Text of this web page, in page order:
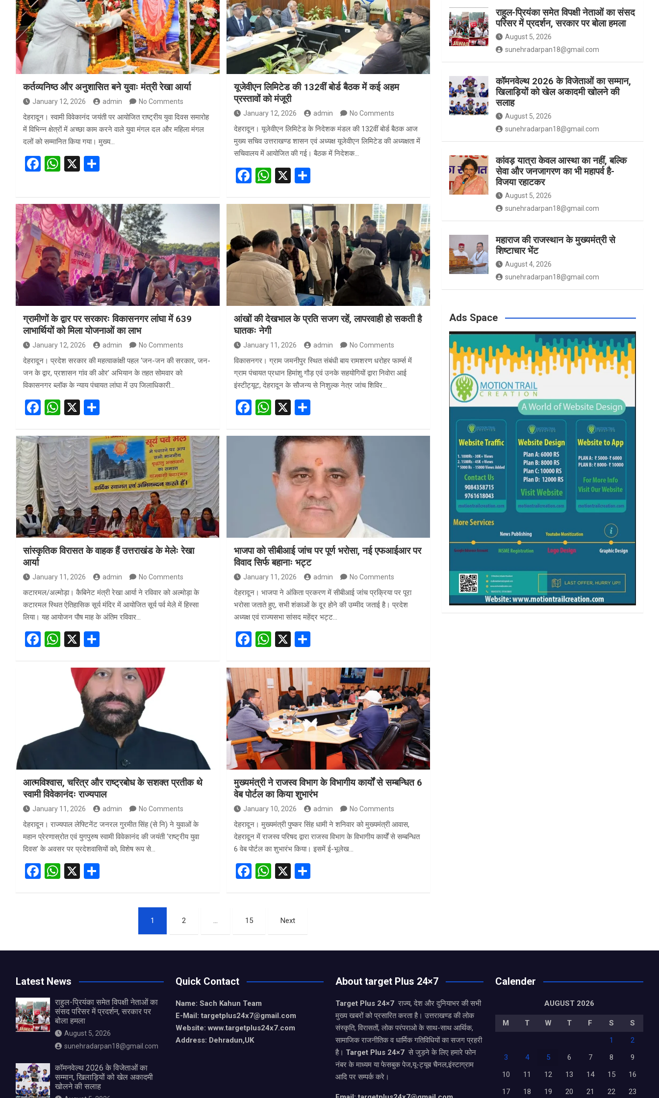
o
o
k
A
p
p
o
o
k
A
p
p
कर्तव्यनिष्ठ और अनुशासित बने युवाः मंत्री रेखा आर्या
January 12, 2026 admin No Comments
देहरादून। स्वामी विवेकानंद जयंती पर आयोजित राष्ट्रीय युवा दिवस समारोह
में विभिन्न क्षेत्रों में अच्छा काम करने वाले युवा मंगल दल और महिला मंगल
दलों को सम्मानित किया गया। मुख्य…
F
ce
b
o
o
k
W
at
s
A
p
p
X
ar
e
यूजेवीएन लिमिटेड की 132वीं बोर्ड बैठक में कई अहम
प्रस्तावों को मंजूरी
January 12, 2026 admin No Comments
देहरादून। यूजेवीएन लिमिटेड के निदेशक मंडल की 132वीं बोर्ड बैठक आज
मुख्य सचिव उत्तराखण्ड शासन एवं अध्यक्ष यूजेवीएन लिमिटेड की अध्यक्षता में
सचिवालय में आयोजित की गई। बैठक में निदेशक…
F
ce
o
o
k
W
at
A
p
p
X
ar
e
ग्रामीणों के द्वार पर सरकारः विकासनगर लांघा में 639
लाभार्थियों को मिला योजनाओं का लाभ
January 12, 2026 admin No Comments
देहरादून। प्रदेश सरकार की महत्वाकांक्षी पहल ‘जन-जन की सरकार, जन-
जन के द्वार, प्रशासन गांव की ओर’ अभियान के तहत सोमवार को
विकासनगर ब्लॉक के न्याय पंचायत लांघा में उप जिलाधिकारी…
F
ce
b
o
o
k
W
at
s
A
p
p
X
ar
e
आंखों की देखभाल के प्रति सजग रहें, लापरवाही हो सकती है
घातकः नेगी
January 11, 2026 admin No Comments
विकासनगर। ग्राम जमनीपुर स्थित संबंधी बाय रामशरण धरोहर फार्म्स में
ग्राम पंचायत प्रधान हिमांशु गौड़ एवं उनके सहयोगियों द्वारा निवोरा आई
इंस्टीट्यूट, देहरादून के सौजन्य से निशुल्क नेत्र जांच शिविर…
F
ce
W
at
s
A
p
p
X S
ar
e
सांस्कृतिक विरासत के वाहक हैं उत्तराखंड के मेलेः रेखा
आर्या
January 11, 2026 admin No Comments
कटारमल/अल्मोड़ा। कैबिनेट मंत्री रेखा आर्या ने रविवार को अल्मोड़ा के
कटारमल स्थित ऐतिहासिक सूर्य मंदिर में आयोजित सूर्य पर्व मेले में हिस्सा
लिया। यह आयोजन पौष माह के अंतिम रविवार…
F
k
W
at
p
X
ar
e
भाजपा को सीबीआई जांच पर पूर्ण भरोसा, नई एफआईआर पर
विवाद सिर्फ बहानाः भट्ट
January 11, 2026 admin No Comments
देहरादून। भाजपा ने अंकिता प्रकरण में सीबीआई जांच प्रक्रिया पर पूरा
भरोसा जताते हुए, सभी शंकाओं के दूर होने की उम्मीद जताई है। प्रदेश
अध्यक्ष एवं राज्यसभा सांसद महेंद्र भट्ट…
F
ce
b
o
o
k
W
at
s
A
p
p
X S
ar
e
आत्मविश्वास, चरित्र और राष्ट्रबोध के सशक्त प्रतीक थे
स्वामी विवेकानंदः राज्यपाल
January 11, 2026 admin No Comments
देहरादून। राज्यपाल लेफ्टिनेंट जनरल गुरमीत सिंह (से नि) ने युवाओं के
महान प्रेरणास्रोत एवं युगपुरुष स्वामी विवेकानंद की जयंती ‘राष्ट्रीय युवा
दिवस’ के अवसर पर प्रदेशवासियों को, विशेष रूप से…
F
o
W
p
X
मुख्यमंत्री ने राजस्व विभाग के विभागीय कार्यों से सम्बन्धित 6
वेब पोर्टल का किया शुभारंभ
January 10, 2026 admin No Comments
देहरादून। मुख्यमंत्री पुष्कर सिंह धामी ने शनिवार को मुख्यमंत्री आवास,
देहरादून में राजस्व परिषद द्वारा राजस्व विभाग के विभागीय कार्यों से सम्बन्धित
6 वेब पोर्टल का शुभारंभ किया। इसमें ई-भूलेख…
F
b
o
o
W
A
p
X S
1 2 … 15 Next
k a
राहुल-प्रियंका समेत विपक्षी नेताओं का संसद
परिसर में प्रदर्शन, सरकार पर बोला हमला
August 5, 2026
sunehradarpan18@gmail.com
कॉमनवेल्थ 2026 के विजेताओं का सम्मान,
खिलाड़ियों को खेल अकादमी खोलने की
सलाह
August 5, 2026
sunehradarpan18@gmail.com
कांवड़ यात्रा केवल आस्था का नहीं, बल्कि
सेवा और जनजागरण का भी महापर्व है-
विजया रहाटकर
August 5, 2026
sunehradarpan18@gmail.com
महाराज की राजस्थान के मुख्यमंत्री से
शिष्टाचार भेंट
August 4, 2026
sunehradarpan18@gmail.com
Ads Space
Latest News
राहुल-प्रियंका समेत विपक्षी नेताओं का
संसद परिसर में प्रदर्शन, सरकार पर
बोला हमला
August 5, 2026
sunehradarpan18@gmail.com
कॉमनवेल्थ 2026 के विजेताओं का
सम्मान, खिलाड़ियों को खेल अकादमी
खोलने की सलाह
Quick Contact
Name: Sach Kahun Team
E-Mail: targetplus24x7@gmail.com
Website: www.targetplus24x7.com
Address: Dehradun,UK
About target Plus 24×7
Target Plus 24×7 राज्य, देश और दुनियाभर की सभी
मुख्य खबरों को प्रसारित करता है। उत्तराखण्ड की लोक
संस्कृति, विरासतों, लोक परंपराओ के साथ-साथ आर्थिक,
सामाजिक राजनीतिक व धार्मिक गतिविधियों का सजग प्रहरी
है। Target Plus 24×7 से जुड़ने के लिए हमारे फोन
नंबर के माध्यम या फेसबुक पेज,यू-ट्यूब चैनल,इंस्टाग्राम
आदि पर सम्पर्क करे।
Calender
AUGUST 2026
M T W T F S
S
1
2
3
4 5 6 7 8
9
10
11 12 13 14 15
16
17
18 19 20 21 22 23